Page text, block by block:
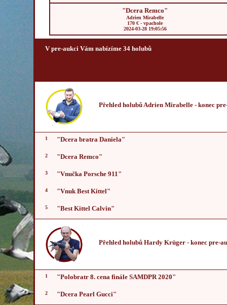
"Dcera Remco"
Adrien Mirabelle
170 € - vpachole
2024-03-28 19:05:56
V pre-aukci Vám nabízíme 34 holubů
Přehled holubů Adrien Mirabelle - konec
1 "Dcera bratra Daniela"
2 "Dcera Remco"
3 "Vnučka Porsche 911"
4 "Vnuk Best Kittel"
5 "Best Kittel Calvin"
Přehled holubů Hardy Krüger - konec pre-
1 "Polobratr 8. cena finále SAMDPR 2020"
2 "Dcera Pearl Gucci"